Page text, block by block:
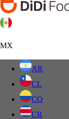
MX
AR
CL
CO
CR